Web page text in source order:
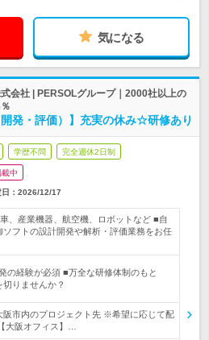
気になる
会社 | PERSOLグループ｜2000社以上の
発・評価）】充実の休み☆研修あり
学歴不問 完全週休2日制
中
： 2026/12/17
、産業機器、航空機、ロボットなど ■自
フトの設計開発や解析・評価業務をお任
の経験が必須 ■万全な研修体制のもと
りませんか？
阪市内のプロジェクト先 ※希望に応じて配
大阪オフィス】…